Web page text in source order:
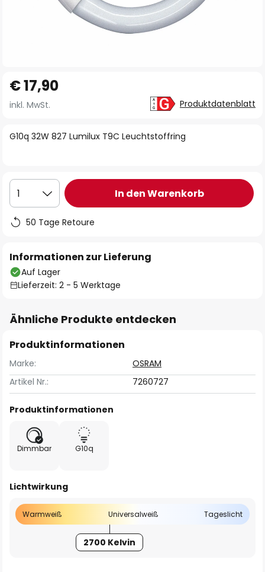
Anfang
der
springen
G10q 32W 827 Lumilux T9C Leuchtstoffring
€ 17,90
inkl. MwSt. Produktdatenblatt
1 In den Warenkorb
50 Tage Retoure
Informationen zur Lieferung
Auf Lager
Lieferzeit: 2 - 5 Werktage
Ähnliche Produkte entdecken
Produktinformationen
Marke:
OSRAM
Artikel Nr.:
7260727
Produktinformationen
Dimmbar G10q
Lichtwirkung
Warmweiß Universalweiß Tageslicht
2700 Kelvin